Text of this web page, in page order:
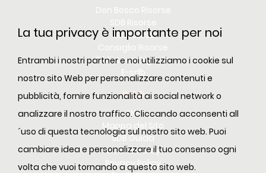
La tua privacy è importante per noi
Entrambi i nostri partner e noi utilizziamo i cookie sul
nostro sito Web per personalizzare contenuti e
pubblicità, fornire funzionalità ai social network o
analizzare il nostro traffico. Cliccando acconsenti all
´uso di questa tecnologia sul nostro sito web. Puoi
cambiare idea e personalizzare il tuo consenso ogni
volta che vuoi tornando a questo sito web.
RM Risorse
Biblioteca Digitale
E-sdb
INFO
ANS
Mappa del Sito
SDB Guida
Cookie Policy
Privacy Policy